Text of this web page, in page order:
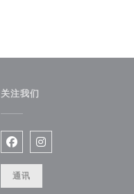
关注我们
Facebook ((在新窗口中打
Instagram ((在新窗
通讯